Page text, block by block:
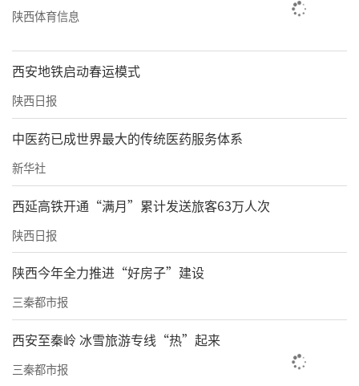
陕西体育信息
西安地铁启动春运模式
陕西日报
中医药已成世界最大的传统医药服务体系
新华社
西延高铁开通“满月”累计发送旅客63万人次
陕西日报
陕西今年全力推进“好房子”建设
三秦都市报
西安至秦岭 冰雪旅游专线“热”起来
三秦都市报